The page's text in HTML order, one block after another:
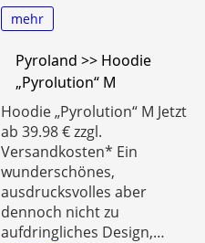
mehr
Pyroland >> Hoodie
„Pyrolution“ M
Hoodie „Pyrolution“ M Jetzt
ab 39.98 € zzgl.
Versandkosten* Ein
wunderschönes,
ausdrucksvolles aber
dennoch nicht zu
aufdringliches Design,…